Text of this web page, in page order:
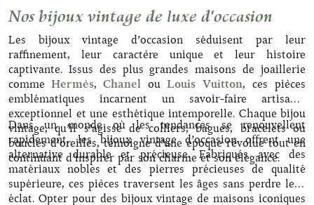
Nos bijoux vintage de luxe d'occasion
Les bijoux vintage d’occasion séduisent par leur
raffinement, leur caractère unique et leur histoire
captivante. Issus des plus grandes maisons de joaillerie
comme Hermès, Chanel ou Louis Vuitton, ces pièces
emblématiques incarnent un savoir-faire artisanal
exceptionnel et une esthétique intemporelle. Chaque bijou
vintage, qu’il s’agisse de colliers, bagues, bracelets ou
boucles d’oreilles, témoigne d’une époque révolue tout en
continuant d’inspirer par son charme et son élégance.
Dans un monde où les tendances se renouvellent
rapidement, les bijoux vintage d’occasion offrent une
alternative durable et précieuse. Fabriqués avec des
matériaux nobles et des pierres précieuses de qualité
supérieure, ces pièces traversent les âges sans perdre leur
éclat. Opter pour des bijoux vintage de maisons iconiques